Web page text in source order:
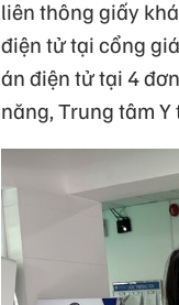
liên thông giấy
điện tử tại cổng
án điện tử tại 4
năng, Trung tâm